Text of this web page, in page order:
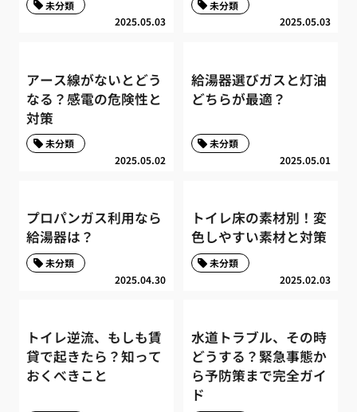
2025.05.03
未分類
2025.05.03
未分類
アース線がないとどう
なる？感電の危険性と
対策
2025.05.02
未分類
給湯器選びガスと灯油
どちらが最適？
2025.05.01
未分類
プロパンガス利用なら
給湯器は？
2025.04.30
未分類
トイレ床の素材別！変
色しやすい素材と対策
2025.02.03
未分類
トイレ逆流、もしも賃
貸で起きたら？知って
おくべきこと
水道トラブル、その時
どうする？緊急事態か
ら予防策まで完全ガイ
ド